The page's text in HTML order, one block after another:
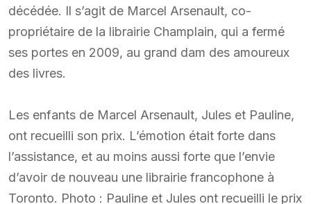
décédée. Il s’agit de Marcel Arsenault, co-
propriétaire de la librairie Champlain, qui a fermé
ses portes en 2009, au grand dam des amoureux
des livres.
Les enfants de Marcel Arsenault, Jules et Pauline,
ont recueilli son prix. L’émotion était forte dans
l’assistance, et au moins aussi forte que l’envie
d’avoir de nouveau une librairie francophone à
Toronto. Photo : Pauline et Jules ont recueilli le prix